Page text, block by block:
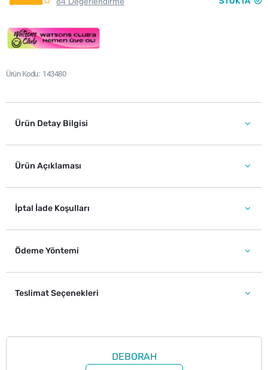
Ürün Kodu 143480
Ürün Detay Bilgisi
Ürün Açıklaması
İptal İade Koşulları
Ödeme Yöntemi
Teslimat Seçenekleri
DEBORAH